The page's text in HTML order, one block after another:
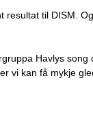
til DISM.
Havlys
vi kan få mykje